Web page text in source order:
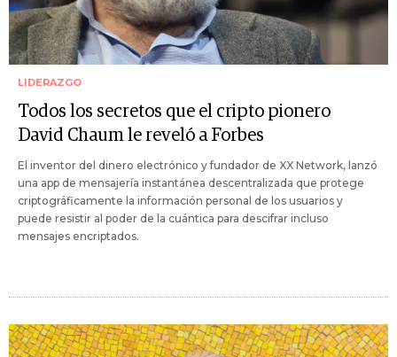
LIDERAZGO
Todos los secretos que el cripto pionero
David Chaum le reveló a Forbes
El inventor del dinero electrónico y fundador de XX Network, lanzó
una app de mensajería instantánea descentralizada que protege
criptográficamente la información personal de los usuarios y
puede resistir al poder de la cuántica para descifrar incluso
mensajes encriptados.